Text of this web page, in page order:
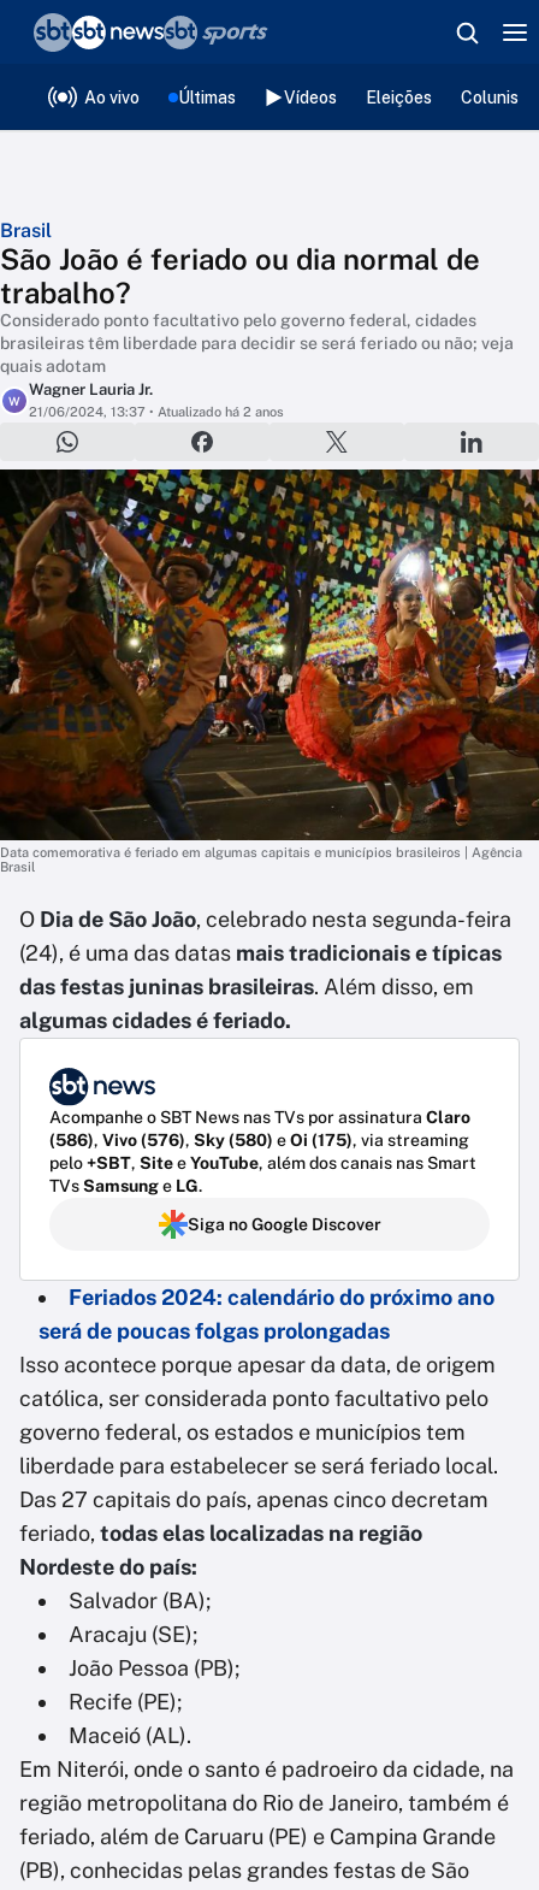
Ao vivo Últimas Vídeos Eleições
Brasil
São João é feriado ou dia normal de
trabalho?
Considerado ponto facultativo pelo governo federal, cidades
brasileiras têm liberdade para decidir se será feriado ou não; veja
quais adotam
W
Wagner Lauria Jr.
21/06/2024, 13:37 • Atualizado há 2 anos
Data comemorativa é feriado em algumas capitais e municípios brasileiros | Agência
Brasil
O Dia de São João, celebrado nesta segunda-feira
(24), é uma das datas mais tradicionais e típicas
das festas juninas brasileiras. Além disso, em
algumas cidades é feriado.
Acompanhe o SBT News nas TVs por assinatura Claro
(586), Vivo (576), Sky (580) eOi (175), via streaming
pelo+SBT, SiteeYouTube, além dos canais nas Smart
TVsSamsunge LG.
Siga no Google Discover
Feriados 2024: calendário do próximo ano
será de poucas folgas prolongadas
Isso acontece porque apesar da data, de origem
católica, ser considerada ponto facultativo pelo
governo federal, os estados e municípios tem
liberdade para estabelecer se será feriado local.
Das 27 capitais do país, apenas cinco decretam
feriado, todas elas localizadas na região
Nordeste do país:
Salvador (BA);
Aracaju (SE);
João Pessoa (PB);
Recife (PE);
Maceió (AL).
Em Niterói, onde o santo é padroeiro da cidade, na
região metropolitana do Rio de Janeiro, também é
feriado, além de Caruaru (PE) e Campina Grande
(PB), conhecidas pelas grandes festas de São
❮voltar
Editorias